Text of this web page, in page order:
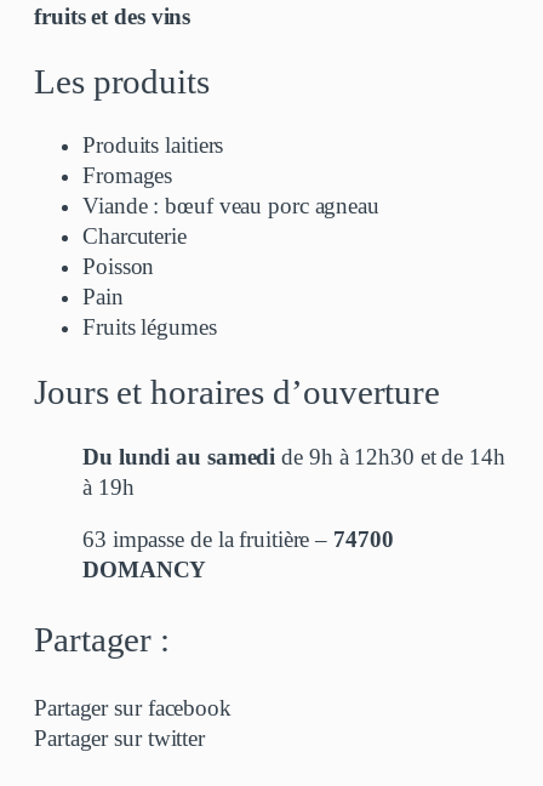
fruits et des vins
Les produits
Produits laitiers
Fromages
Viande : bœuf veau porc agneau
Charcuterie
Poisson
Pain
Fruits légumes
Jours et horaires d’ouverture
Du lundi au samedi de 9h à 12h30 et de 14h
à 19h
63 impasse de la fruitière – 74700
DOMANCY
Partager :
Partager sur facebook
Partager sur twitter